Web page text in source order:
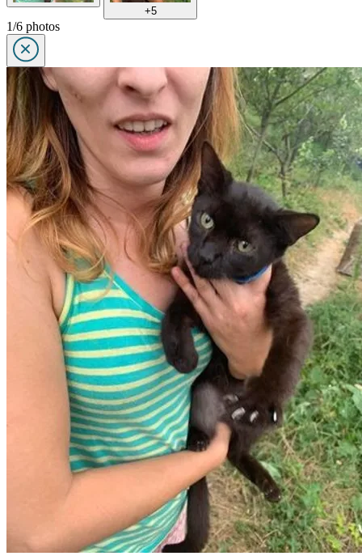
+5
1/6 photos